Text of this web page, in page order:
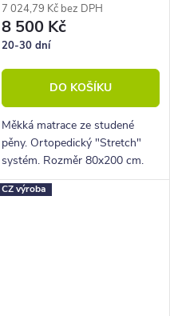
7 024,79 Kč bez DPH
8 500 Kč
20-30 dní
DO KOŠÍKU
Měkká matrace ze studené
pěny. Ortopedický "Stretch"
systém. Rozměr 80x200 cm.
Výška 22 cm, nosnost 130 Kg,
5 zón
CZ výroba